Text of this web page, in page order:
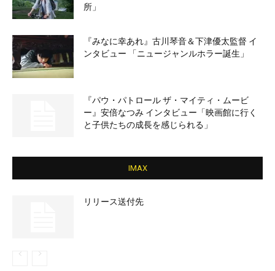
所」
『みなに幸あれ』古川琴音＆下津優太監督 イ
ンタビュー 「ニュージャンルホラー誕生」
『パウ・パトロール ザ・マイティ・ムービ
ー』安倍なつみ インタビュー「映画館に行く
と子供たちの成長を感じられる」
IMAX
リリース送付先